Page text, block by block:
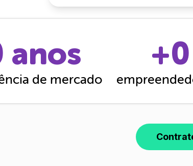
anos
de mercado
+0